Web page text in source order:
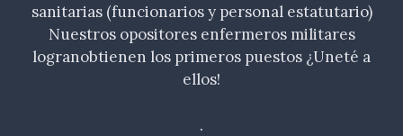
sanitarias (funcionarios y personal estatutario)
Nuestros opositores enfermeros militares
logranobtienen los primeros puestos ¿Uneté a
ellos!
.